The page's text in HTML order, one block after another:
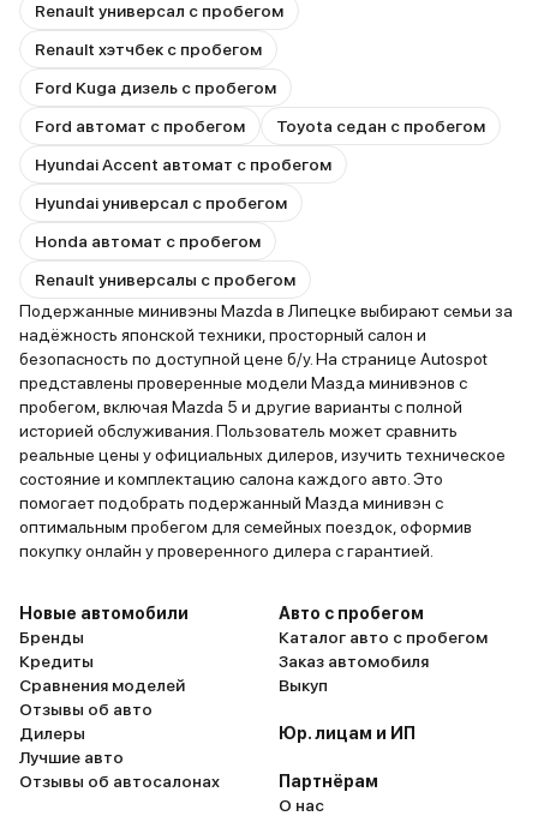
Renault универсал с пробегом
Renault хэтчбек с пробегом
Ford Kuga дизель с пробегом
Ford автомат с пробегом
Toyota седан с пробегом
Hyundai Accent автомат с пробегом
Hyundai универсал с пробегом
Honda автомат с пробегом
Renault универсалы с пробегом
Подержанные минивэны Mazda в Липецке выбирают семьи за
надёжность японской техники, просторный салон и
безопасность по доступной цене б/у. На странице Autospot
представлены проверенные модели Мазда минивэнов с
пробегом, включая Mazda 5 и другие варианты с полной
историей обслуживания. Пользователь может сравнить
реальные цены у официальных дилеров, изучить техническое
состояние и комплектацию салона каждого авто. Это
помогает подобрать подержанный Мазда минивэн с
оптимальным пробегом для семейных поездок, оформив
покупку онлайн у проверенного дилера с гарантией.
Новые автомобили
Бренды
Кредиты
Сравнения моделей
Отзывы об авто
Дилеры
Лучшие авто
Отзывы об автосалонах
Авто с пробегом
Каталог авто с пробегом
Заказ автомобиля
Выкуп
Юр. лицам и ИП
Партнёрам
О нас